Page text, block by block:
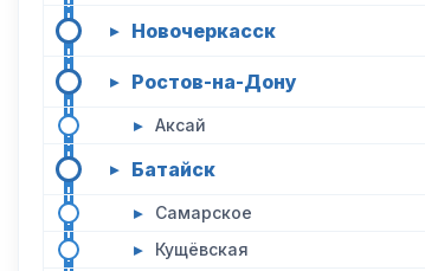
▸ Новочеркасск
▸ Ростов-на-Дону
▸ Аксай
▸ Батайск
▸ Самарское
▸ Кущёвская